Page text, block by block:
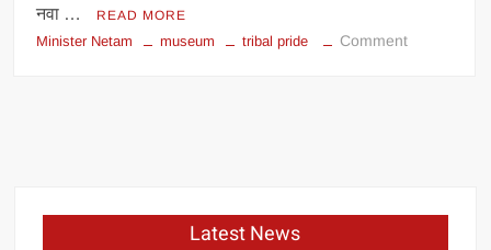
नवा … READ MORE
Minister Netam museum tribal pride Commenton
स्वतंत्रता
Latest News